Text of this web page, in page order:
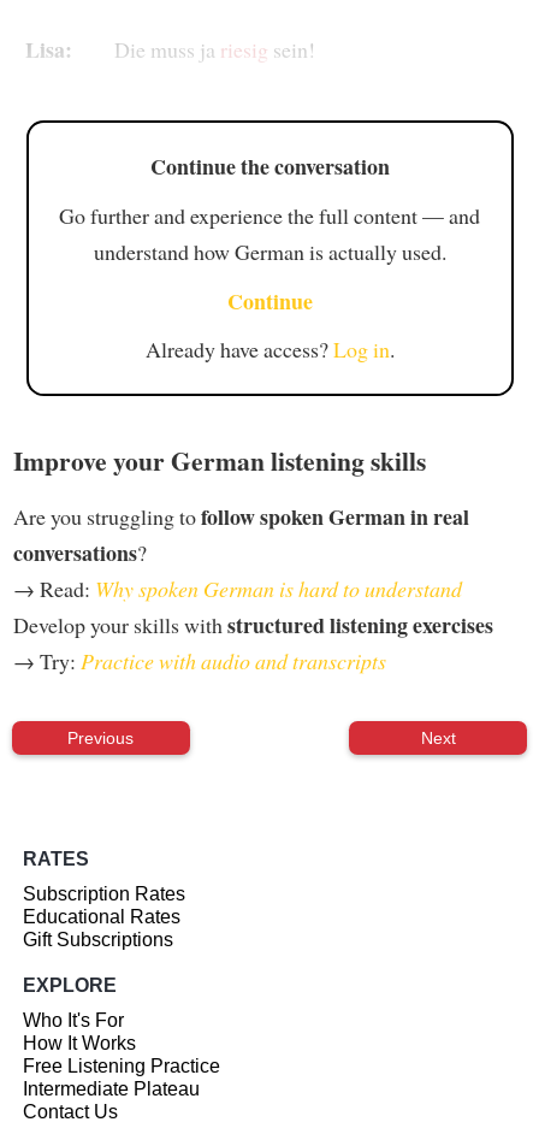
Lisa: Die muss ja riesig sein!
Continue the conversation
Go further and experience the full content — and
understand how German is actually used.
Continue
Already have access?Log in.
Improve your German listening skills
Are you struggling tofollow spoken German in real
conversations?
→ Read: Why spoken German is hard to understand
Develop your skills with structured listening exercises
→ Try: Practice with audio and transcripts
Previous Next
RATES
Subscription Rates
Educational Rates
Gift Subscriptions
EXPLORE
Who It's For
How It Works
Free Listening Practice
Intermediate Plateau
Contact Us